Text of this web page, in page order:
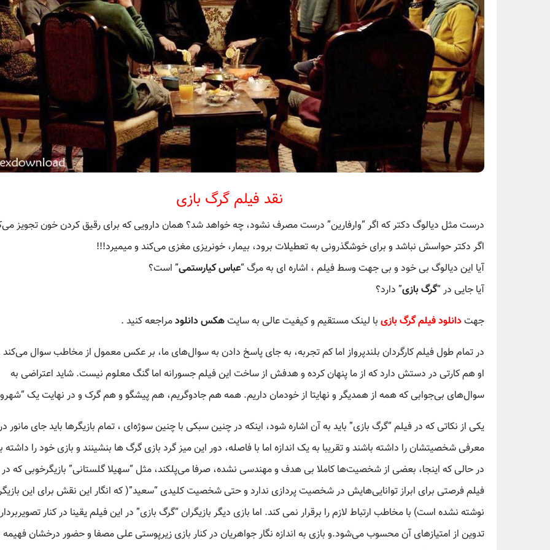
نقد فیلم گرگ بازی
درست مثل دیالوگ دکتر که اگر “وارفارین” درست مصرف نشود، چه خواهد شد؟ همان دارویی که برای رقیق کردن خون تجویز
اگر دکتر حواسش نباشد و برای خوشگذرونی به تعطیلات برود، بیمار، خونریزی مغزی می‌کند و میمیرد!!!
آیا این دیالوگ بی خود و بی جهت وسط فیلم ، اشاره ای به مرگ “عباس کیارستمی” است؟
آیا جایی در “گرگ بازی” دارد؟
جهت دانلود فیلم گرگ بازی با لینک مستقیم و کیفیت عالی به سایتهکس دانلودمراجعه کنید .
در تمام طول فیلم کارگردان بلندپرواز اما کم تجربه، به جای پاسخ دادن به سوال‌های ما، بر عکس معمول از مخاطب سوال می‌کند
او هم کارتی در دستش دارد که از ما پنهان کرده و هدفش از ساخت این فیلم جسورانه اما گنگ معلوم نیست. شاید اعتراضی به
سوال‌های بی‌جوابی که همه از همدیگر و نهایتا از خودمان داریم. همه هم جادوگریم، هم پیشگو و هم گرک و در نهایت یک
یکی از نکاتی که در فیلم “گرگ بازی” باید به آن اشاره شود، اینکه در چنین سبکی با چنین سوژه‌ای ، تمام بازیگرها باید جای مانور
معرفی شخصیتشان را داشته باشند و تقریبا به یک اندازه اما با فاصله، دور این میز گرد بازی گرگ ها بنشینند و بازی خود را داشته
در حالی که اینجا، بعضی از شخصیت‌ها کاملا بی هدف و مهندسی نشده، صرفا می‌پلکند، مثل “سهیلا گلستانی” بازیگرخوبی که
فیلم فرصتی برای ابراز توانایی‌هایش در شخصیت پردازی ندارد و حتی شخصیت کلیدی “سعید”( که انگار این نقش برای این
نوشته نشده است) با مخاطب ارتباط لازم را برقرار نمی کند. اما بازی دیگر بازیگران “گرگ بازی” در این فیلم یقینا در کنار
تدوین از امتیاز‌های آن محسوب می‌شود.و بازی به اندازه نگار جواهریان در کنار بازی زیرپوستی علی مصفا و حضور درخشان